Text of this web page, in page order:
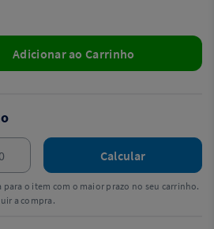
Adicionar ao Carrinho
Calcular
para o item com o maior prazo no seu carrinho.
a compra.